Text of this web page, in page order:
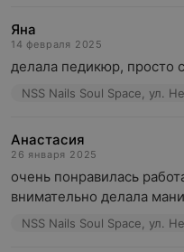
Яна
14 февраля 2025
делала педикюр, просто
NSS Nails Soul Space, ул.
Анастасия
26 января 2025
очень понравилась
внимательно делала
NSS Nails Soul Space, ул.